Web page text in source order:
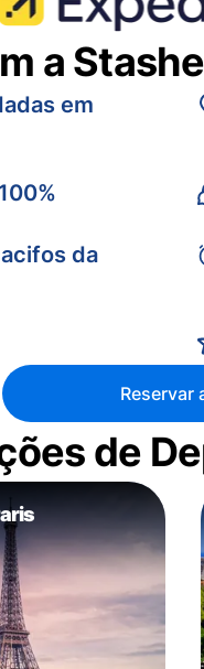
a
em
da
Reservar
de